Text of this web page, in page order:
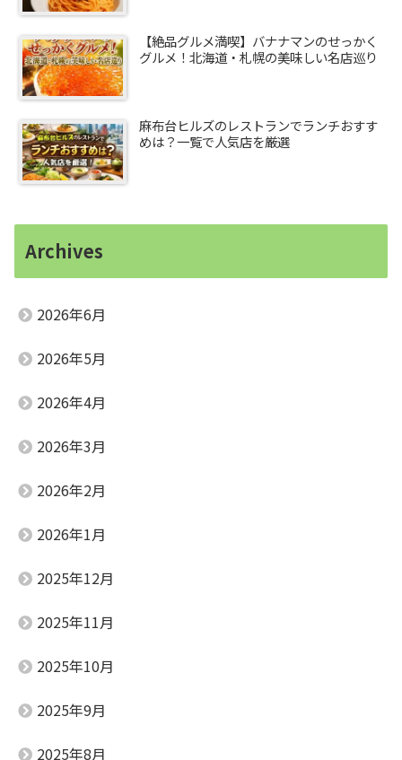
【絶品グルメ満喫】バナナマンのせっかく
グルメ！北海道・札幌の美味しい名店巡り
麻布台ヒルズのレストランでランチおすす
めは？一覧で人気店を厳選
Archives
2026年6月
2026年5月
2026年4月
2026年3月
2026年2月
2026年1月
2025年12月
2025年11月
2025年10月
2025年9月
2025年8月